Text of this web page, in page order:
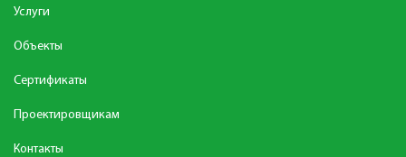
Услуги
Объекты
Сертификаты
Проектировщикам
Контакты